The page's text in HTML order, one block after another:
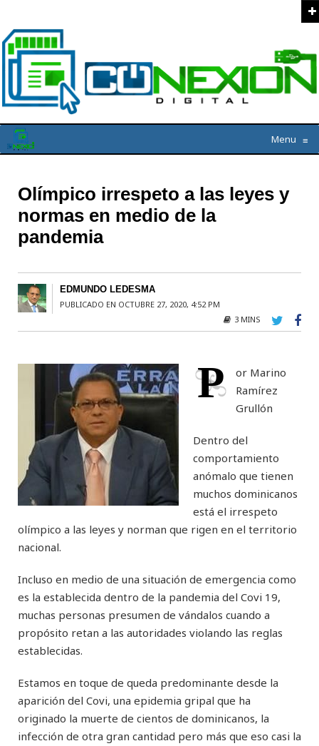
Menu ≡
Olímpico irrespeto a las leyes y
normas en medio de la
pandemia
EDMUNDO LEDESMA
PUBLICADO EN OCTUBRE 27, 2020, 4:52 PM
3 MINS
P
or Marino
Ramírez
Grullón
Dentro del
comportamiento
anómalo que tienen
muchos dominicanos
está el irrespeto
olímpico a las leyes y norman que rigen en el territorio
nacional.
Incluso en medio de una situación de emergencia como
es la establecida dentro de la pandemia del Covi 19,
muchas personas presumen de vándalos cuando a
propósito retan a las autoridades violando las reglas
establecidas.
Estamos en toque de queda predominante desde la
aparición del Covi, una epidemia gripal que ha
originado la muerte de cientos de dominicanos, la
infección de otra gran cantidad pero más que eso casi la